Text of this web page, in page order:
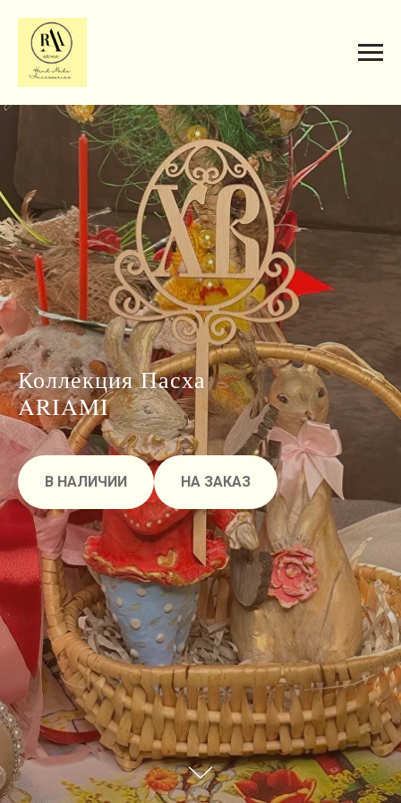
Коллекция Пасха
ARIAMI
В НАЛИЧИИ НА ЗАКАЗ